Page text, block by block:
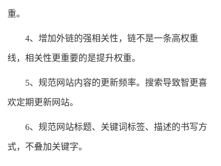
重。
4、增加外链的强相关性，链不是一条高权重
线，相关性更重要的是提升权重。
5、规范网站内容的更新频率。搜索导致智更喜
欢定期更新网站。
6、规范网站标题、关键词标签、描述的书写方
式，不叠加关键字。